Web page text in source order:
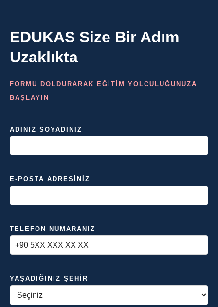
EDUKAS Size Bir Adım
Uzaklıkta
FORMU DOLDURARAK EĞİTİM YOLCULUĞUNUZA
BAŞLAYIN
ADINIZ SOYADINIZ
E-POSTA ADRESINIZ
TELEFON NUMARANIZ
YAŞADIĞINIZ ŞEHIR